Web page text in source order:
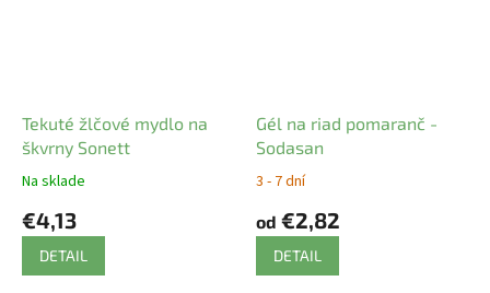
Tekuté žlčové mydlo na
škvrny Sonett
Na sklade
€4,13
DETAIL
Gél na riad pomaranč -
Sodasan
3 - 7 dní
od €2,82
DETAIL